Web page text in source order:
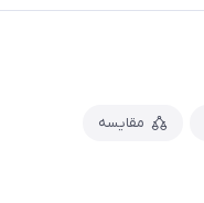
مقایسه